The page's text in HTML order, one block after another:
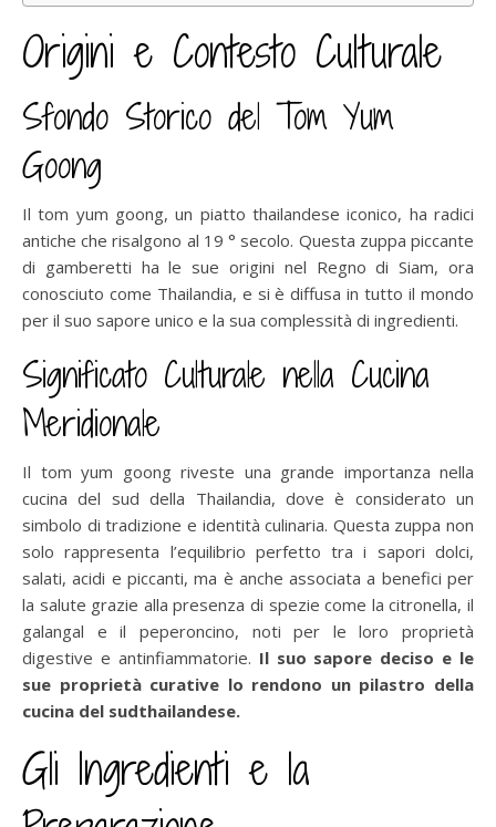
Origini e Contesto Culturale
Sfondo Storico del Tom Yum
Goong
Il tom yum goong, un piatto thailandese iconico, ha radici
antiche che risalgono al 19 ° secolo. Questa zuppa piccante
di gamberetti ha le sue origini nel Regno di Siam, ora
conosciuto come Thailandia, e si è diffusa in tutto il mondo
per il suo sapore unico e la sua complessità di ingredienti.
Significato Culturale nella Cucina
Meridionale
Il tom yum goong riveste una grande importanza nella
cucina del sud della Thailandia, dove è considerato un
simbolo di tradizione e identità culinaria. Questa zuppa non
solo rappresenta l’equilibrio perfetto tra i sapori dolci,
salati, acidi e piccanti, ma è anche associata a benefici per
la salute grazie alla presenza di spezie come la citronella, il
galangal e il peperoncino, noti per le loro proprietà
digestive e antinfiammatorie. Il suo sapore deciso e le
sue proprietà curative lo rendono un pilastro della
cucina del sudthailandese.
Gli Ingredienti e la